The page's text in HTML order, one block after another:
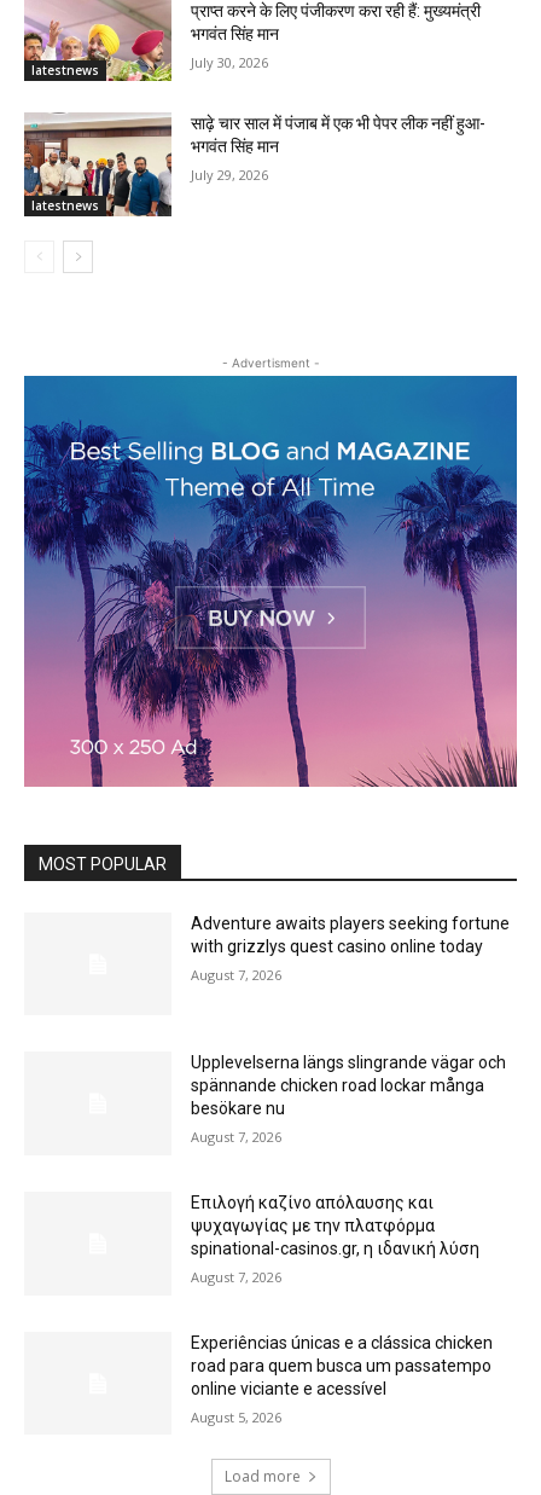
latestnews
प्राप्त करने के लिए पंजीकरण करा रही हैं: मुख्यमंत्री
भगवंत सिंह मान
July 30, 2026
latestnews
साढ़े चार साल में पंजाब में एक भी पेपर लीक नहीं हुआ-
भगवंत सिंह मान
July 29, 2026
- Advertisment -
MOST POPULAR
Adventure awaits players seeking fortune
with grizzlys quest casino online today
August 7, 2026
Upplevelserna längs slingrande vägar och
spännande chicken road lockar många
besökare nu
August 7, 2026
Επιλογή καζίνο απόλαυσης και
ψυχαγωγίας με την πλατφόρμα
spinational-casinos.gr, η ιδανική λύση
August 7, 2026
Experiências únicas e a clássica chicken
road para quem busca um passatempo
online viciante e acessível
August 5, 2026
Load more